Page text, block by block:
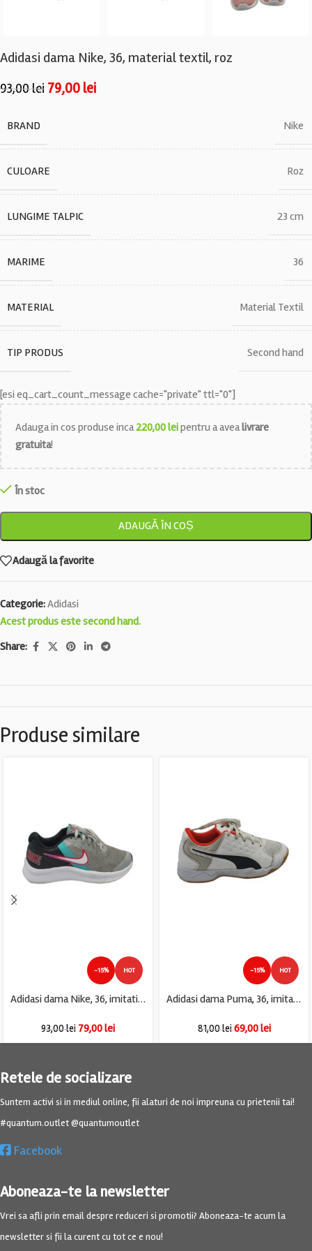
Adidasi dama Nike, 36, material textil, roz
93,00lei 79,00 lei
BRAND Nike
CULOARE Roz
LUNGIME TALPIC 23 cm
MARIME 36
MATERIAL Material Textil
TIP PRODUS Second hand
[esi eq_cart_count_message cache="private" ttl="0"]
Adauga in cos produse inca220,00leipentru a avealivrare
gratuita!
În stoc
ADAUGĂ ÎN COȘ
Adaugă la favorite
Categorie:Adidasi
Acest produs este second hand.
Share:
Produse similare
-15% HOT
Adidasi dama Nike, 36, imitatie de piele, material textil, gri negru
93,00lei 79,00lei
-15% HOT
Adidasi dama Puma, 36, imitatie de piele, material textil, alb
81,00lei 69,00lei
Retele de socializare
Suntem activi si in mediul online, fii alaturi de noi impreuna cu prietenii tai!
#quantum.outlet @quantumoutlet
Facebook
Aboneaza-te la newsletter
Vrei sa afli prin email despre reduceri si promotii? Aboneaza-te acum la
newsletter si fii la curent cu tot ce e nou!